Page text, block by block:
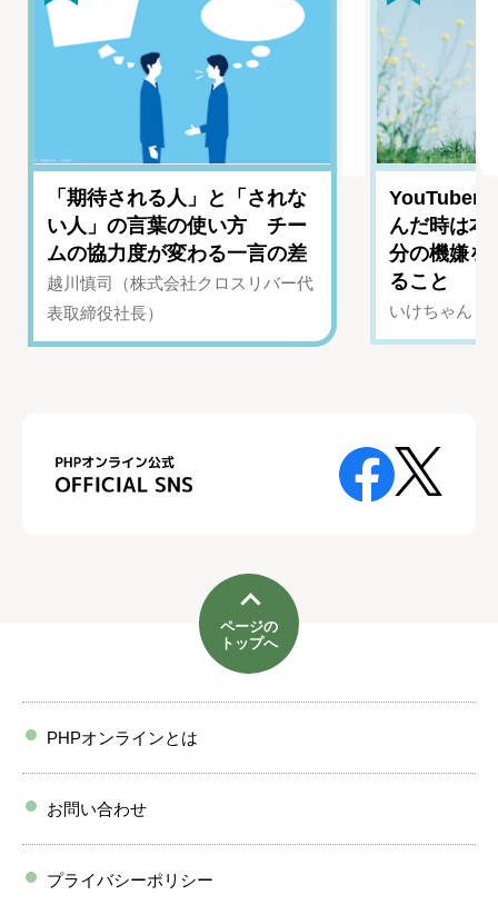
「期待される人」と「されな
い人」の言葉の使い方 チー
ムの協力度が変わる一言の差
越川慎司（株式会社クロスリバー代
表取締役社長）
YouTuber
んだ時は
分の機嫌を
ること
いけちゃん（
ページの
トップへ
PHPオンラインとは
お問い合わせ
プライバシーポリシー